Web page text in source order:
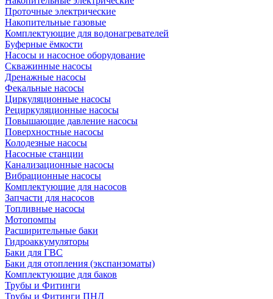
Проточные электрические
Накопительные газовые
Комплектующие для водонагревателей
Буферные ёмкости
Насосы и насосное оборудование
Скважинные насосы
Дренажные насосы
Фекальные насосы
Циркуляционные насосы
Рециркуляционные насосы
Повышающие давление насосы
Поверхностные насосы
Колодезные насосы
Насосные станции
Канализационные насосы
Вибрационные насосы
Комплектующие для насосов
Запчасти для насосов
Топливные насосы
Мотопомпы
Расширительные баки
Гидроаккумуляторы
Баки для ГВС
Баки для отопления (экспанзоматы)
Комплектующие для баков
Трубы и Фитинги
Трубы и Фитинги ПНД